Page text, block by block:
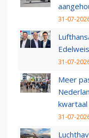
31-07-
31-07-
Meer
kwartaal
31-07-